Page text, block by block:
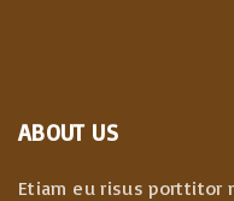
ABOUT US
Etiam eu risus porttitor